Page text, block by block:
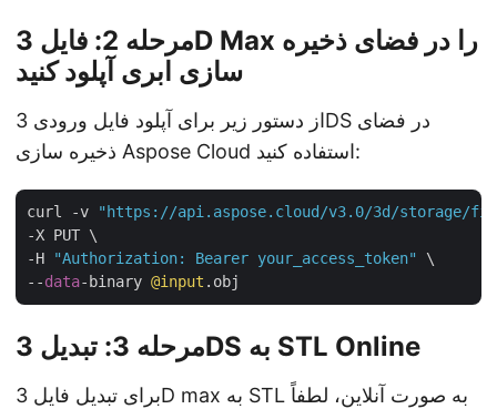
مرحله 2: فایل 3D Max را در فضای ذخیره
سازی ابری آپلود کنید
از دستور زیر برای آپلود فایل ورودی 3DS در فضای
ذخیره سازی Aspose Cloud استفاده کنید:
curl -v
"https://api.aspose.cloud/v3.0/3d/storage/
-X PUT \
-H
"Authorization: Bearer your_access_token"
\
--data-binary @input
مرحله 3: تبدیل 3DS به STL Online
برای تبدیل فایل 3D max به STL به صورت آنلاین، لطفاً